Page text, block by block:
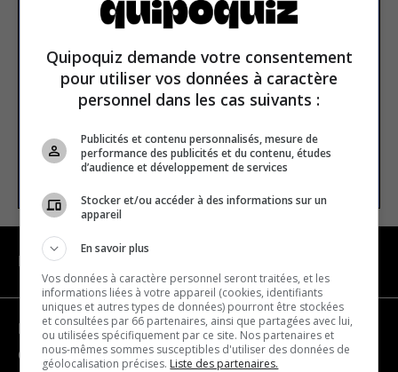
Subscribe to our
newsletter
Email address
SUBSCRIBE
NAVIGATION
Become a partner
Contact us
Quipoquiz demande votre consentement
pour utiliser vos données à caractère
personnel dans les cas suivants :
Publicités et contenu personnalisés, mesure de
performance des publicités et du contenu, études
d’audience et développement de services
Stocker et/ou accéder à des informations sur un
appareil
En savoir plus
Vos données à caractère personnel seront traitées, et les
informations liées à votre appareil (cookies, identifiants
uniques et autres types de données) pourront être stockées
et consultées par 66 partenaires, ainsi que partagées avec lui,
ou utilisées spécifiquement par ce site. Nos partenaires et
nous-mêmes sommes susceptibles d'utiliser des données de
géolocalisation précises. Liste des partenaires.